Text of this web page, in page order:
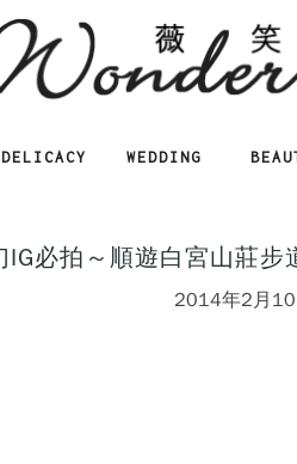
DELICACY WEDDING
必拍～順遊白宮山莊步
2014年2月